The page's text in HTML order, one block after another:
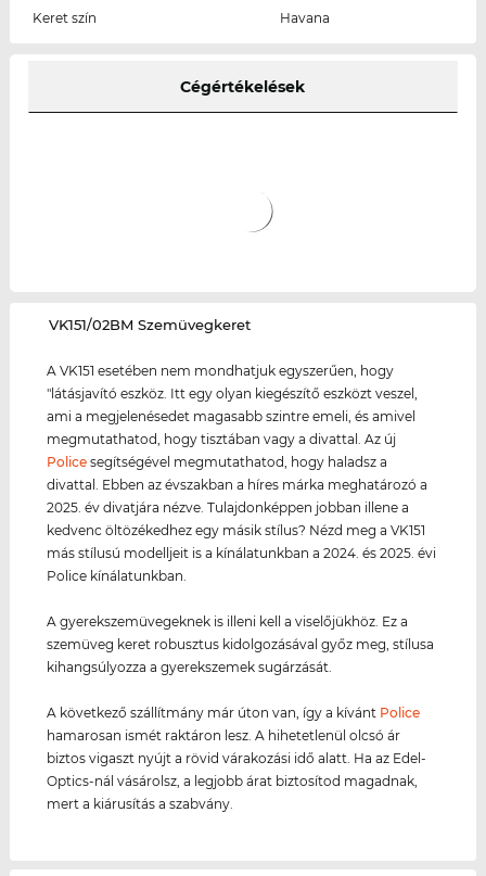
Keret szín
Havana
Cégértékelések
‌VK151/02BM Szemüvegkeret
A VK151 esetében nem mondhatjuk egyszerűen, hogy
"látásjavító eszköz. Itt egy olyan kiegészítő eszközt veszel,
ami a megjelenésedet magasabb szintre emeli, és amivel
megmutathatod, hogy tisztában vagy a divattal. Az új
Police segítségével megmutathatod, hogy haladsz a
divattal. Ebben az évszakban a híres márka meghatározó a
2025. év divatjára nézve. Tulajdonképpen jobban illene a
kedvenc öltözékedhez egy másik stílus? Nézd meg a VK151
más stílusú modelljeit is a kínálatunkban a 2024. és 2025. évi
Police kínálatunkban.
A gyerekszemüvegeknek is illeni kell a viselőjükhöz. Ez a
szemüveg keret robusztus kidolgozásával győz meg, stílusa
kihangsúlyozza a gyerekszemek sugárzását.
A következő szállítmány már úton van, így a kívánt Police
hamarosan ismét raktáron lesz. A hihetetlenül olcsó ár
biztos vigaszt nyújt a rövid várakozási idő alatt. Ha az Edel-
Optics-nál vásárolsz, a legjobb árat biztosítod magadnak,
mert a kiárusítás a szabvány.